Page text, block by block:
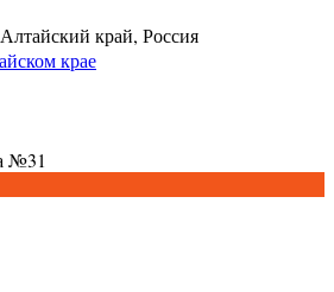
край, Россия
крае
№31